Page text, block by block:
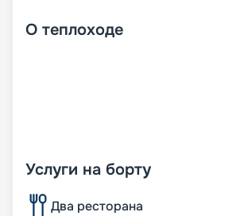
О теплоходе
Услуги на борту
Два ресторана